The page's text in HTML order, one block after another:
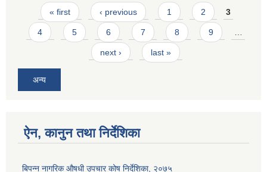
Pages
« first ‹ previous 1 2 3
4 5 6 7 8 9
next › last »
अन्य
ऐन, कानुन तथा निर्देशिका
बिपन्न नागरिक औषधी उपचार कोष निर्देशिका, २०७५